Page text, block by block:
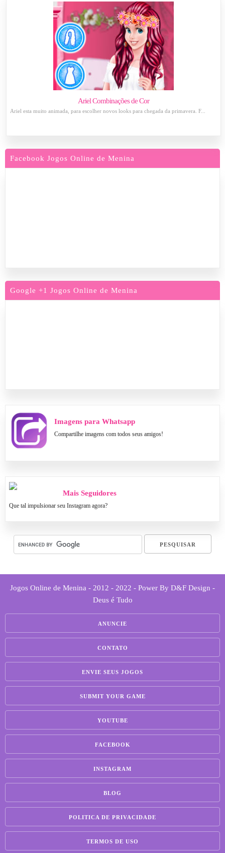
Ariel Combinações de Cor
Ariel esta muito animada, para escolher novos looks para chegada da primavera. F...
Facebook Jogos Online de Menina
Google +1 Jogos Online de Menina
Imagens para Whatsapp
Compartilhe imagens com todos seus amigos!
Mais Seguidores
Que tal impulsionar seu Instagram agora?
Jogos Online de Menina - 2012 - 2022 - Power By D&F Design -
Deus é Tudo
ANUNCIE
CONTATO
ENVIE SEUS JOGOS
SUBMIT YOUR GAME
YOUTUBE
FACEBOOK
INSTAGRAM
BLOG
POLITICA DE PRIVACIDADE
TERMOS DE USO